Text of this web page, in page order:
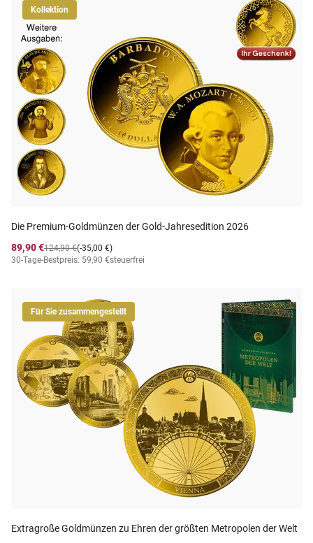
Kollektion
Die Premium-Goldmünzen der Gold-Jahresedition 2026
89,90 €
(-35,00 €)
124,90 €
30-Tage-Bestpreis: 59,90 €steuerfrei
Für Sie zusammengestellt
Extragroße Goldmünzen zu Ehren der größten Metropolen der Welt